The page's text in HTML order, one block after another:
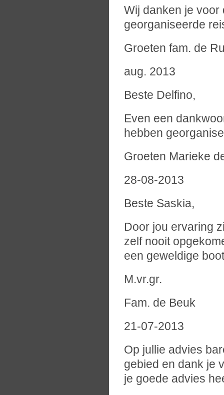
Wij danken je voor
georganiseerde
Groeten fam. de
aug. 2013
Beste Delfino,
Even een
hebben
Groeten Marieke
28-08-2013
Beste Saskia,
Door jou ervaring
zelf nooit
een geweldige
M.vr.gr.
Fam. de Beuk
21-07-2013
Op jullie advies
gebied en dank je
je goede advies